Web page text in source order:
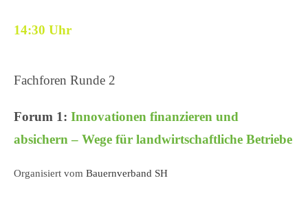
14:30 Uhr
Fachforen Runde 2
Forum 1: Innovationen finanzieren und
absichern – Wege für landwirtschaftliche Betriebe
Organisiert vom Bauernverband SH